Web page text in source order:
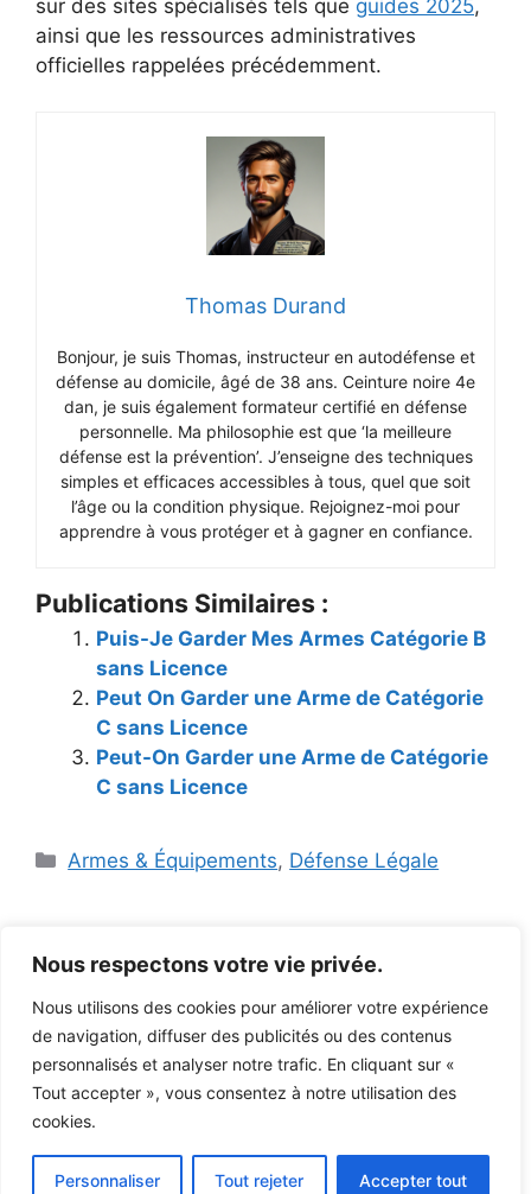
Nous respectons votre vie privée.
Nous utilisons des cookies pour améliorer votre expérience
de navigation, diffuser des publicités ou des contenus
personnalisés et analyser notre trafic. En cliquant sur «
Tout accepter », vous consentez à notre utilisation des
cookies.
Personnaliser Tout rejeter Accepter tout
sur des sites spécialisés tels que guides 2025,
ainsi que les ressources administratives
officielles rappelées précédemment.
Thomas Durand
Bonjour, je suis Thomas, instructeur en autodéfense et
défense au domicile, âgé de 38 ans. Ceinture noire 4e
dan, je suis également formateur certifié en défense
personnelle. Ma philosophie est que ‘la meilleure
défense est la prévention’. J’enseigne des techniques
simples et efficaces accessibles à tous, quel que soit
l’âge ou la condition physique. Rejoignez-moi pour
apprendre à vous protéger et à gagner en confiance.
Publications Similaires :
Puis-Je Garder Mes Armes Catégorie B
sans Licence
Peut On Garder une Arme de Catégorie
C sans Licence
Peut-On Garder une Arme de Catégorie
C sans Licence
Catégories
Armes & Équipements, Défense Légale
Mentions légales et Politique de confidentialité
Accessibilité et Plan du site
A propos
Blog